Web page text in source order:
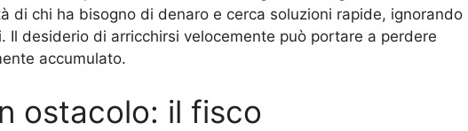
di chi ha bisogno di denaro e cerca soluzioni rapide, ignorando
Il desiderio di arricchirsi velocemente può portare a perdere
accumulato.
ostacolo: il fisco